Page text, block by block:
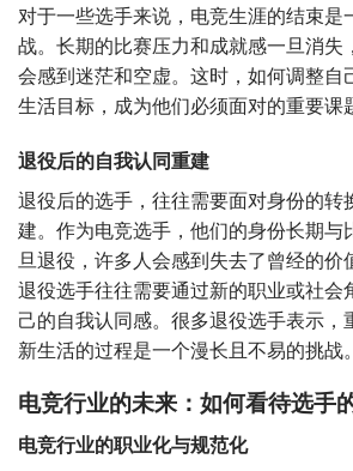
对于一些选手来说，电竞生涯的结束是
战。长期的比赛压力和成就感一旦消失
会感到迷茫和空虚。这时，如何调整自
生活目标，成为他们必须面对的重要课
退役后的自我认同重建
退役后的选手，往往需要面对身份的转
建。作为电竞选手，他们的身份长期与
旦退役，许多人会感到失去了曾经的价
退役选手往往需要通过新的职业或社会
己的自我认同感。很多退役选手表示，
新生活的过程是一个漫长且不易的挑战。
电竞行业的未来：如何看待选手
电竞行业的职业化与规范化